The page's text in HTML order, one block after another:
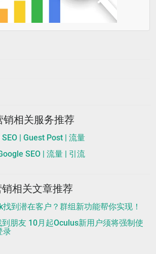
销相关服务推荐
| Guest Post | 流量
SEO | 流量 | 引流
销相关文章推荐
到潜在客户？群组新功能帮你实现！
朋友 10月起Oculus新用户须将强制使
录